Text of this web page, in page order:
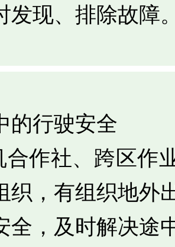
现、排除故障。
的行驶安全
合作社、跨区作
织，有组织地外
全，及时解决途